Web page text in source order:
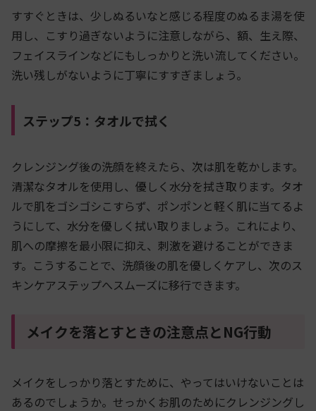
すすぐときは、少しぬるいなと感じる程度のぬるま湯を使
用し、こすり過ぎないように注意しながら、額、生え際、
フェイスラインなどにもしっかりと洗い流してください。
洗い残しがないように丁寧にすすぎましょう。
ステップ5：タオルで拭く
クレンジング後の洗顔を終えたら、次は肌を乾かします。
清潔なタオルを使用し、優しく水分を拭き取ります。タオ
ルで肌をゴシゴシこすらず、ポンポンと軽く肌に当てるよ
うにして、水分を優しく拭い取りましょう。これにより、
肌への摩擦を最小限に抑え、刺激を避けることができま
す。こうすることで、洗顔後の肌を優しくケアし、次のス
キンケアステップへスムーズに移行できます。
メイクを落とすときの注意点とNG行動
メイクをしっかり落とすために、やってはいけないことは
あるのでしょうか。せっかくお肌のためにクレンジングし